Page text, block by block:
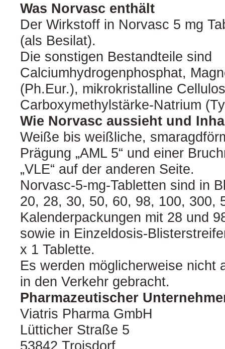
Was Norvasc enthält
Der Wirkstoff in Norvasc 5 mg
(als Besilat).
Die sonstigen Bestandteile sind
Calciumhydrogenphosphat,
(Ph.Eur.), mikrokristalline
Carboxymethylstärke-Natrium
Wie Norvasc aussieht und
Weiße bis weißliche,
Prägung „AML 5“ und einer
„VLE“ auf der anderen Seite.
Norvasc-5-mg-Tabletten sind in
20, 28, 30, 50, 60, 98, 100, 300,
Kalenderpackungen mit 28 und
sowie in Einzeldosis-
x 1 Tablette.
Es werden möglicherweise nicht
in den Verkehr gebracht.
Pharmazeutischer
Viatris Pharma GmbH
Lütticher Straße 5
53842 Troisdorf